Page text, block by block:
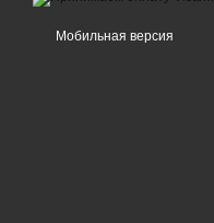
Мобильная версия